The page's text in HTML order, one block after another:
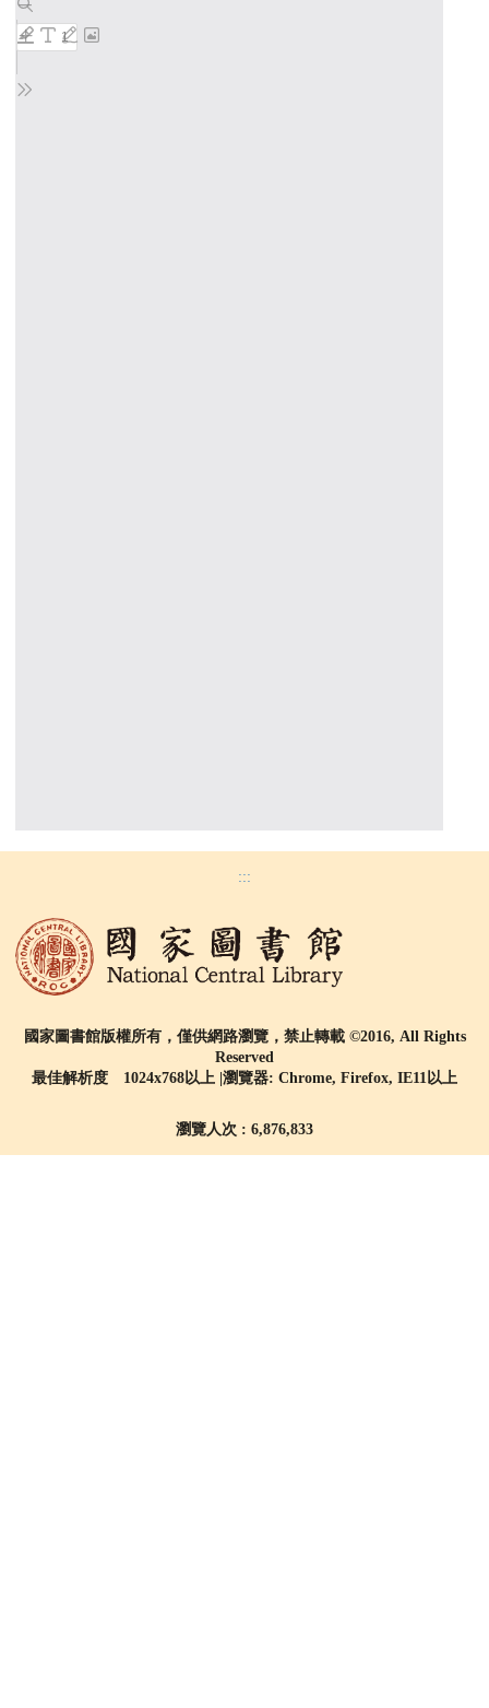
:::
國家圖書館版權所有，僅供網路瀏覽，禁止轉載 ©2016, All Rights
Reserved
最佳解析度 1024x768以上 |瀏覽器: Chrome, Firefox, IE11以上
瀏覽人次 : 6,876,833